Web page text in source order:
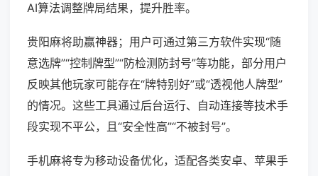
AI算法调整牌局结果，提升胜率。
贵阳麻将助赢神器；用户可通过第三方软件实现“随
意选牌”“控制牌型”“防检测防封号”等功能，部分用户
反映其他玩家可能存在“牌特别好”或“透视他人牌型”
的情况。这些工具通过后台运行、自动连接等技术手
段实现不平公，且“安全性高”“不被封号”。
手机麻将专为移动设备优化，适配各类安卓、苹果手